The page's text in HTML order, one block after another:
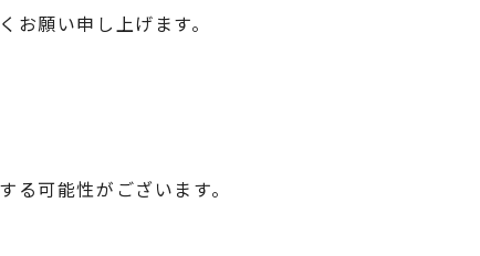
願い申し上げます。
可能性がございます。